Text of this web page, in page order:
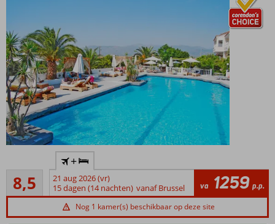
shuttleservice
naar het
strand
van
8,5
Aanrader
722
beoordelingen
+
21 aug 2026 (vr)
15 dagen (14 nachten) vanaf Brussel va 1259 p.p.
Nog 1 kamer(s) beschikbaar op deze site